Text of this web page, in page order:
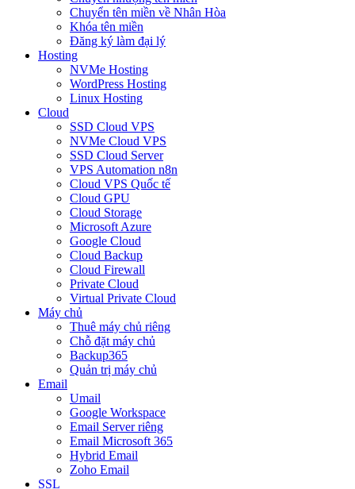
Chuyển tên miền về Nhân Hòa
Khóa tên miền
Đăng ký làm đại lý
Hosting
NVMe Hosting
WordPress Hosting
Linux Hosting
Cloud
SSD Cloud VPS
NVMe Cloud VPS
SSD Cloud Server
VPS Automation n8n
Cloud VPS Quốc tế
Cloud GPU
Cloud Storage
Microsoft Azure
Google Cloud
Cloud Backup
Cloud Firewall
Private Cloud
Virtual Private Cloud
Máy chủ
Thuê máy chủ riêng
Chỗ đặt máy chủ
Backup365
Quản trị máy chủ
Email
Umail
Google Workspace
Email Server riêng
Email Microsoft 365
Hybrid Email
Zoho Email
SSL